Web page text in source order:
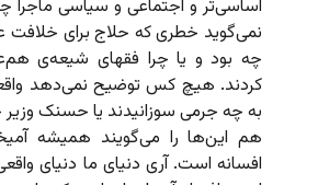
اساسی‌تر و اجتماعی و سیاسی
نمی‌گوید خطری که حلاج برای
چه بود و یا چرا فقهای شیعه‌ی
کردند. هیچ کس توضیح نمی‌دهد
به چه جرمی سوزانیدند یا حسنک
هم این‌ها را می‌گویند همیشه
افسانه است. آری دنیای ما دنیای